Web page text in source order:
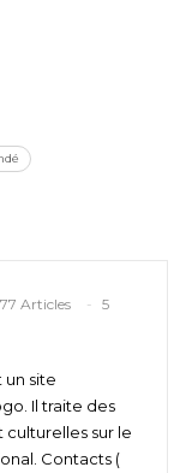
Articles
5
site
Il traite des
sur le
Contacts (